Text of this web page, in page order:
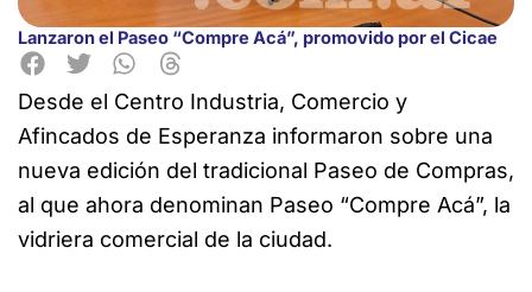
Lanzaron el Paseo “Compre Acá”, promovido por el Cicae
Desde el Centro Industria, Comercio y
Afincados de Esperanza informaron sobre una
nueva edición del tradicional Paseo de Compras,
al que ahora denominan Paseo “Compre Acá”, la
vidriera comercial de la ciudad.